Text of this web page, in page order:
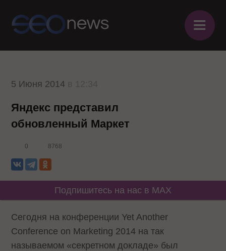
≡
5 Июня 2014
Яндекс представил
обновленный Маркет
0 8768
Подпишитесь на нас в MAX
Сегодня на конференции Yet Another
Conference on Marketing 2014 на так
называемом «секретном докладе» был